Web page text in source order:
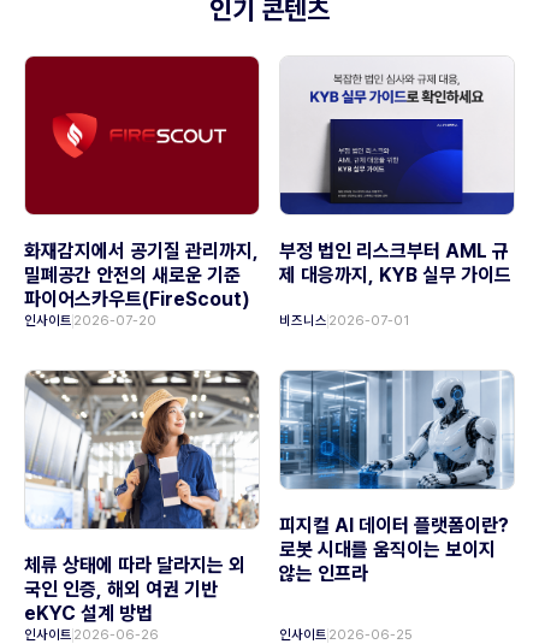
인기 콘텐츠
화재감지에서 공기질 관리까지,
밀폐공간 안전의 새로운 기준
파이어스카우트(FireScout)
인사이트 2026-07-20
부정 법인 리스크부터 AML 규
제 대응까지, KYB 실무 가이드
비즈니스 2026-07-01
체류 상태에 따라 달라지는 외
국인 인증, 해외 여권 기반
eKYC 설계 방법
인사이트 2026-06-26
피지컬 AI 데이터 플랫폼이란?
로봇 시대를 움직이는 보이지
않는 인프라
인사이트 2026-06-25